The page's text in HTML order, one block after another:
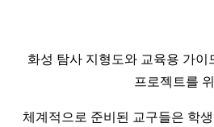
화성 탐사 지형도와 교육용 가
프로젝트를
체계적으로 준비된 교구들은 학